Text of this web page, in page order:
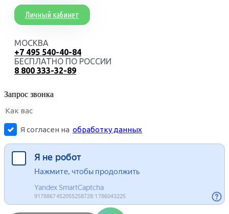
Личный кабинет
МОСКВА
+7 495 540-40-84
БЕСПЛАТНО ПО РОССИИ
8 800 333-32-89
Запрос звонка
Я согласен на обработку данных